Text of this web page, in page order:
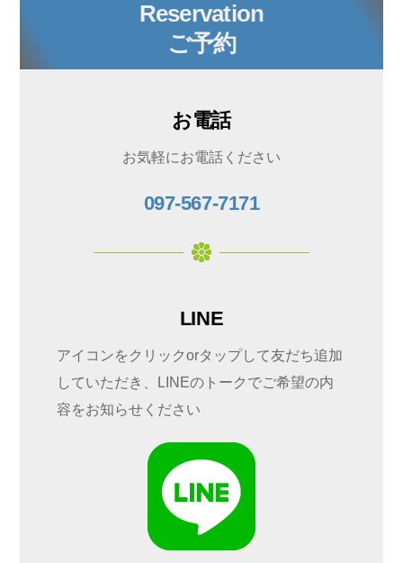
Reservation
ご予約
お電話
お気軽にお電話ください
097-567-7171
LINE
アイコンをクリックorタップして友だち追加
していただき、LINEのトークでご希望の内
容をお知らせください